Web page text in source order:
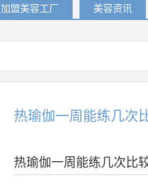
加盟美容工厂 美容资讯
热瑜伽一周能练几次
热瑜伽一周能练几次比